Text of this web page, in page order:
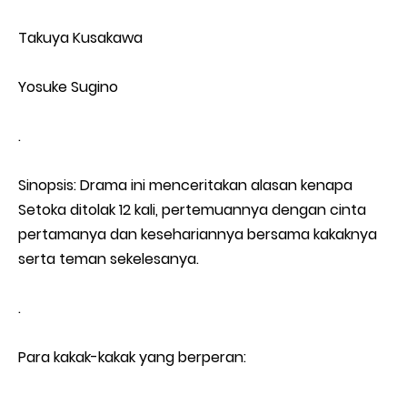
Takuya Kusakawa
Yosuke Sugino
.
Sinopsis: Drama ini menceritakan alasan kenapa
Setoka ditolak 12 kali, pertemuannya dengan cinta
pertamanya dan kesehariannya bersama kakaknya
serta teman sekelesanya.
.
Para kakak-kakak yang berperan: